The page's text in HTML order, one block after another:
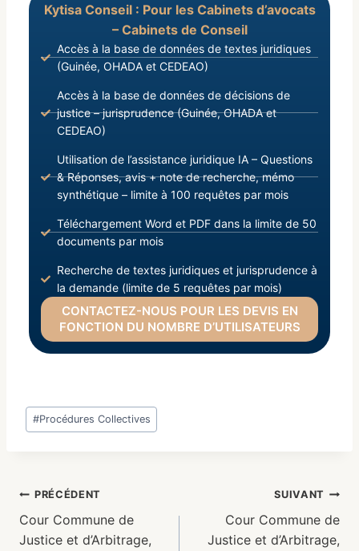
Kytisa Conseil : Pour les Cabinets d’avocats
– Cabinets de Conseil
Accès à la base de données de textes juridiques
(Guinée, OHADA et CEDEAO)
Accès à la base de données de décisions de
justice – jurisprudence (Guinée, OHADA et
CEDEAO)
Utilisation de l’assistance juridique IA – Questions
& Réponses, avis + note de recherche, mémo
synthétique – limite à 100 requêtes par mois
Téléchargement Word et PDF dans la limite de 50
documents par mois
Recherche de textes juridiques et jurisprudence à
la demande (limite de 5 requêtes par mois)
CONTACTEZ-NOUS POUR LES DEVIS EN
FONCTION DU NOMBRE D’UTILISATEURS
#Procédures Collectives
PRÉCÉDENT
Cour Commune de
Justice et d’Arbitrage,
SUIVANT
Cour Commune de
Justice et d’Arbitrage,